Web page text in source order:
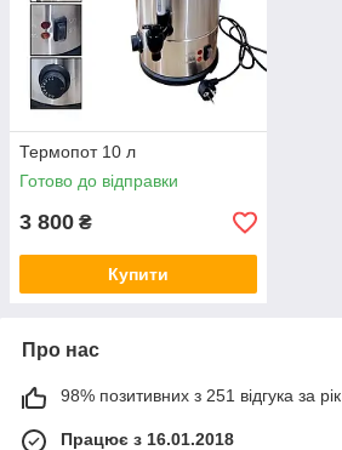
Термопот 10 л
Готово до відправки
3 800 ₴
Купити
Про нас
98% позитивних з 251 відгука за рік
Працює з 16.01.2018